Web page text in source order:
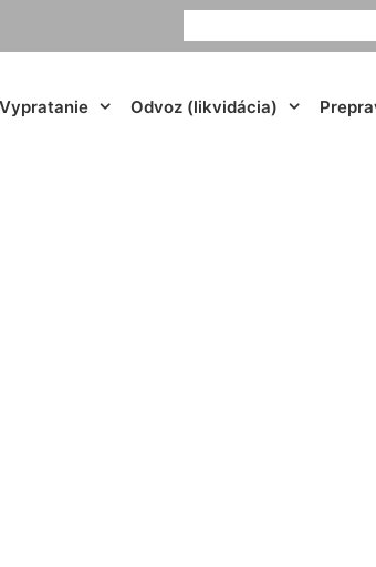
Vypratanie Odvoz (likvidácia)